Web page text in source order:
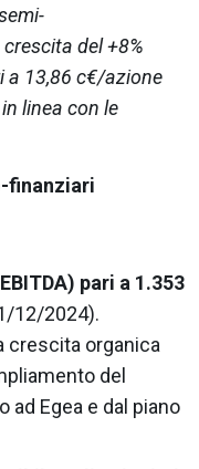
del +8%
a 13,86 c€/azione
linea con le
finanziari
pari a 1.353
12/2024).
crescita organica
del
Egea e dal piano